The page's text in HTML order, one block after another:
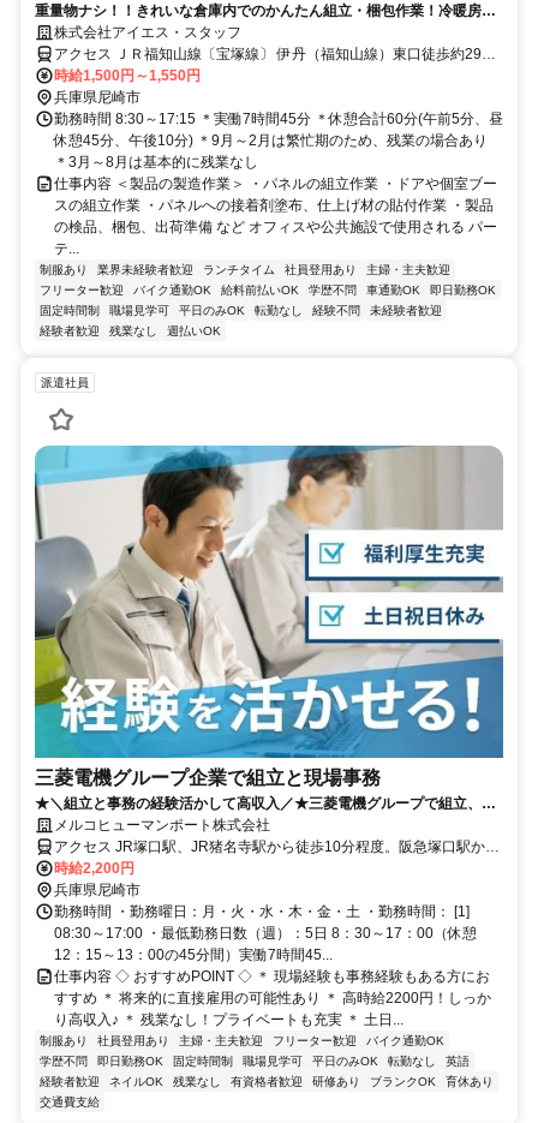
重量物ナシ！！きれいな倉庫内でのかんたん組立・梱包作業！冷暖房完
備のきれいな施設！働きやすい環境がそろっています♪
株式会社アイエス・スタッフ
アクセス ＪＲ福知山線〔宝塚線〕 伊丹（福知山線）東口徒歩約29
分、ＪＲ福知山線〔宝塚線〕 猪名寺東口徒歩約30分、阪急宝塚本線
豊中出口1(南改札口)徒歩約49分 JR「伊丹駅」から自転車で10分★公
共交通機関・徒歩・自転車・車通勤OK
時給1,500円～1,550円
兵庫県尼崎市
勤務時間 8:30～17:15 ＊実働7時間45分 ＊休憩合計60分(午前5分、昼
休憩45分、午後10分) ＊9月～2月は繁忙期のため、残業の場合あり
＊3月～8月は基本的に残業なし
仕事内容 ＜製品の製造作業＞ ・パネルの組立作業 ・ドアや個室ブー
スの組立作業 ・パネルへの接着剤塗布、仕上げ材の貼付作業 ・製品
の検品、梱包、出荷準備 など オフィスや公共施設で使用される パー
テ...
制服あり 業界未経験者歓迎 ランチタイム 社員登用あり
主婦・主夫歓迎
フリーター歓迎
バイク通勤OK 給料前払いOK 学歴不問 車通勤OK
即日勤務OK
固定時間制
職場見学可 平日のみOK 転勤なし 経験不問
未経験者歓迎
経験者歓迎
残業なし 週払いOK
派遣社員
三菱電機グループ企業で組立と現場事務
★＼組立と事務の経験活かして高収入／★三菱電機グループで組立、試
験補助、事務サポートのおしごとOJTあり！不明点も確認できて安心座
りっぱなしのオフィスワークより動きがあるお仕事が好きな方にオスス
メ♪
メルコヒューマンポート株式会社
アクセス JR塚口駅、JR猪名寺駅から徒歩10分程度。阪急塚口駅から
徒歩15分程度。阪神尼崎駅からバス15分
時給2,200円
兵庫県尼崎市
勤務時間 ・勤務曜日：月・火・水・木・金・土 ・勤務時間： [1]
08:30～17:00 ・最低勤務日数（週）：5日 8：30～17：00（休憩
12：15～13：00の45分間）実働7時間45...
仕事内容 ◇ おすすめPOINT ◇ ＊ 現場経験も事務経験もある方にお
すすめ ＊ 将来的に直接雇用の可能性あり ＊ 高時給2200円！しっか
り高収入♪ ＊ 残業なし！プライベートも充実 ＊ 土日...
制服あり 社員登用あり 主婦・主夫歓迎 フリーター歓迎
バイク通勤OK
学歴不問
即日勤務OK 固定時間制 職場見学可 平日のみOK 転勤なし
英語
経験者歓迎
ネイルOK 残業なし 有資格者歓迎 研修あり ブランクOK
育休あり
交通費支給